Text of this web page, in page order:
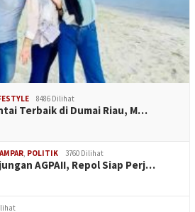
8486 Dilihat
Terbaik di Dumai Riau, M…
POLITIK 3760 Dilihat
AGPAII, Repol Siap Perj…